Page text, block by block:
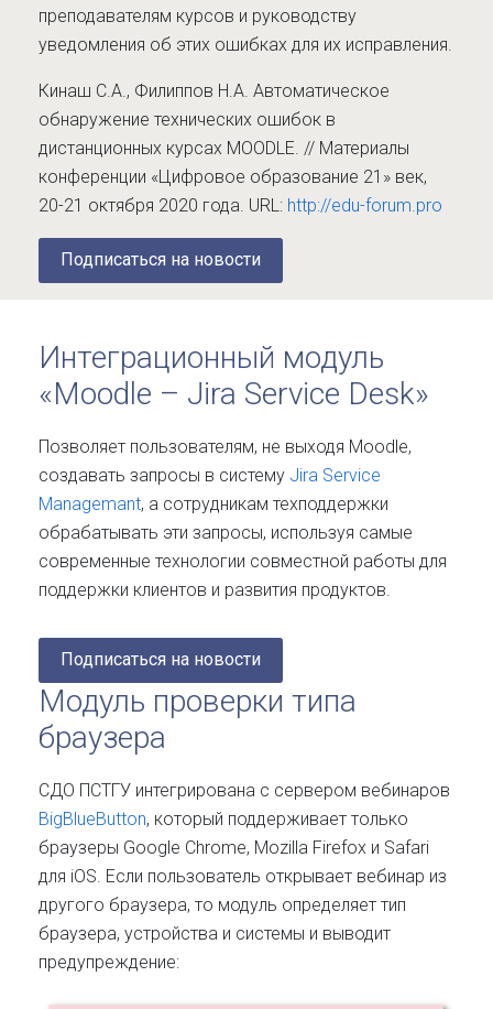
преподавателям курсов и руководству
уведомления об этих ошибках для их исправления.
Кинаш С.А., Филиппов Н.А. Автоматическое
обнаружение технических ошибок в
дистанционных курсах MOODLE. // Материалы
конференции «Цифровое образование 21» век,
20-21 октября 2020 года. URL: http://edu-forum.pro
Подписаться на новости
Интеграционный модуль
«Moodle – Jira Service Desk»
Позволяет пользователям, не выходя Moodle,
создавать запросы в систему Jira Service
Managemant, а сотрудникам техподдержки
обрабатывать эти запросы, используя самые
современные технологии совместной работы для
поддержки клиентов и развития продуктов.
Подписаться на новости
Модуль проверки типа
браузера
СДО ПСТГУ интегрирована с сервером вебинаров
BigBlueButton, который поддерживает только
браузеры Google Chrome, Mozilla Firefox и Safari
для iOS. Если пользователь открывает вебинар из
другого браузера, то модуль определяет тип
браузера, устройства и системы и выводит
предупреждение: